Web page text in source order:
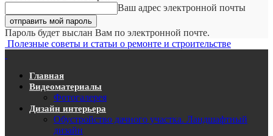
Ваш адрес электронной почты
Пароль будет выслан Вам по электронной почте.
Полезные советы и статьи о ремонте и строительстве
Главная
Видеоматериалы
Фотогалерея
Дизайн интерьера
Обустройство дачного участка. Ландшафтный
дизайн